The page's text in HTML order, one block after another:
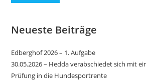
Neueste Beiträge
Edberghof 2026 – 1. Aufgabe
30.05.2026 – Hedda verabschiedet sich mit
Prüfung in die Hundesportrente